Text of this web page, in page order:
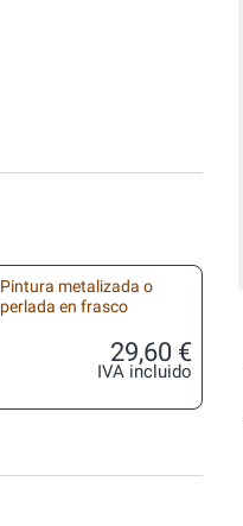
Pintura metalizada o
perlada en frasco
29,60 €
IVA incluido